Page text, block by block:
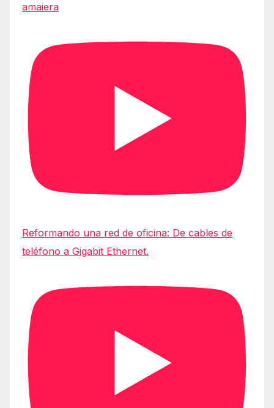
amaiera
Reformando una red de oficina: De cables de
teléfono a Gigabit Ethernet.